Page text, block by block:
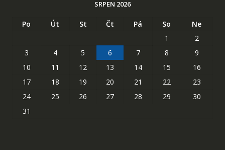
SRPEN 2026
Po Út St Čt Pá So
Ne
1
2
3
4 5 6 7 8
9
10
11 12 13 14 15
16
17
18 19 20 21 22
23
24
25 26 27 28 29
30
31